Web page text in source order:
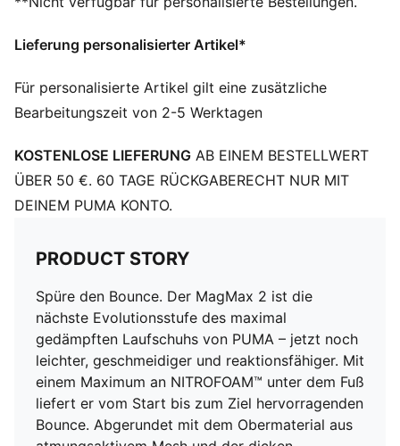
strapazierfähigen Gummimischung und bietet sicheren
DETAILS
Zehentyp: Abgerundet
Verschluss: Schnürsenkel
Standhöhe: 46 mm/38 mm
Dämpfung: Maximal
Sprengung: 8 mm
Lieferung personalisierter Artikel*
Für personalisierte Artikel gilt eine zusätzliche
Bearbeitungszeit von 2-5 Werktagen
KOSTENLOSE LIEFERUNG AB EINEM BESTELLWERT
ÜBER 50 €. 60 TAGE RÜCKGABERECHT NUR MIT
DEINEM PUMA KONTO.
PRODUCT STORY
Spüre den Bounce. Der MagMax 2 ist die
nächste Evolutionsstufe des maximal
gedämpften Laufschuhs von PUMA – jetzt noch
leichter, geschmeidiger und reaktionsfähiger. Mit
einem Maximum an NITROFOAM™ unter dem Fuß
liefert er vom Start bis zum Ziel hervorragenden
Bounce. Abgerundet mit dem Obermaterial aus